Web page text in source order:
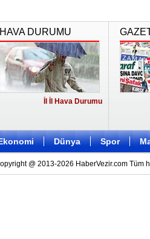
HAVA DURUMU
İl İl Hava Durumu
Dünya Spor
@ 2013-2026 HaberVezir.com Tüm